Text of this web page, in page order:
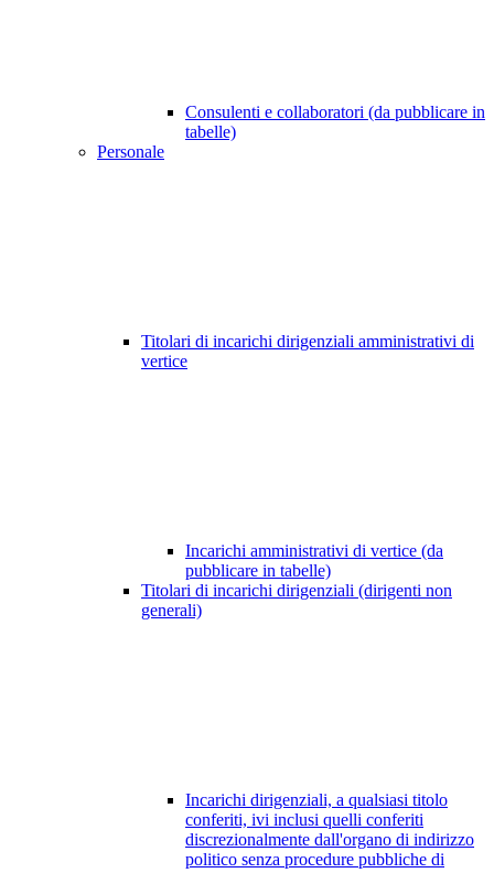
Consulenti e collaboratori (da pubblicare in
tabelle)
Personale
Titolari di incarichi dirigenziali amministrativi di
vertice
Incarichi amministrativi di vertice (da
pubblicare in tabelle)
Titolari di incarichi dirigenziali (dirigenti non
generali)
Incarichi dirigenziali, a qualsiasi titolo
conferiti, ivi inclusi quelli conferiti
discrezionalmente dall'organo di indirizzo
politico senza procedure pubbliche di